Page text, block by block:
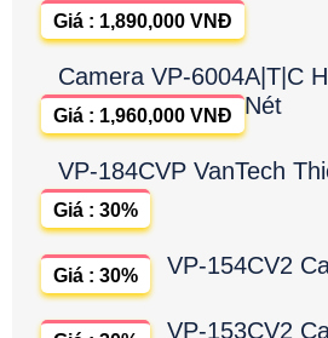
Giá : 1,890,000 VNĐ
Camera VP-6004A|T|C
Nét
Giá : 1,960,000 VNĐ
VP-184CVP VanTech
Giá : 30%
VP-154CV2
Giá : 30%
VP-153CV2